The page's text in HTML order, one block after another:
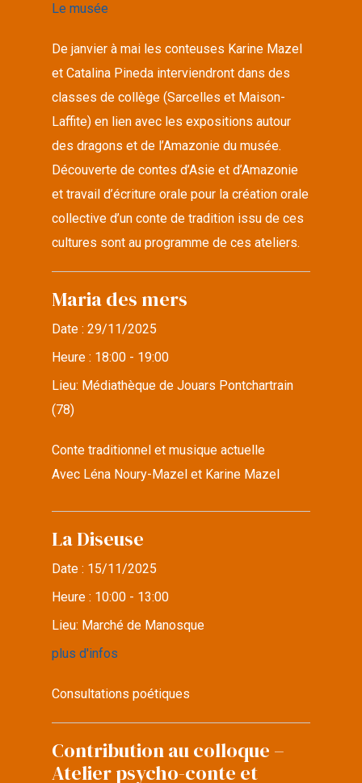
Le musée
De janvier à mai les conteuses Karine Mazel
et Catalina Pineda interviendront dans des
classes de collège (Sarcelles et Maison-
Laffite) en lien avec les expositions autour
des dragons et de l’Amazonie du musée.
Découverte de contes d’Asie et d’Amazonie
et travail d’écriture orale pour la création orale
collective d’un conte de tradition issu de ces
cultures sont au programme de ces ateliers.
Maria des mers
Date :29/11/2025
Heure : 18:00 - 19:00
Lieu: Médiathèque de Jouars Pontchartrain
(78)
Conte traditionnel et musique actuelle
Avec Léna Noury-Mazel et Karine Mazel
La Diseuse
Date : 15/11/2025
Heure : 10:00 - 13:00
Lieu: Marché de Manosque
plus d'infos
Consultations poétiques
Contribution au colloque –
Atelier psycho-conte et